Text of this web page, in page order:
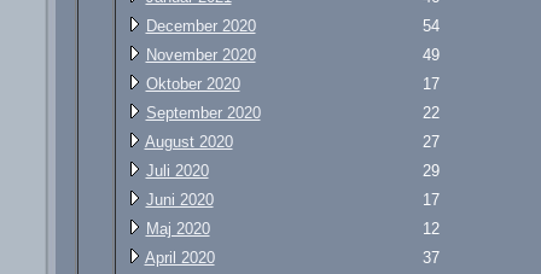
December 2020
54
November 2020
49
Oktober 2020
17
September 2020
22
August 2020
27
Juli 2020
29
Juni 2020
17
Maj 2020
12
April 2020
37